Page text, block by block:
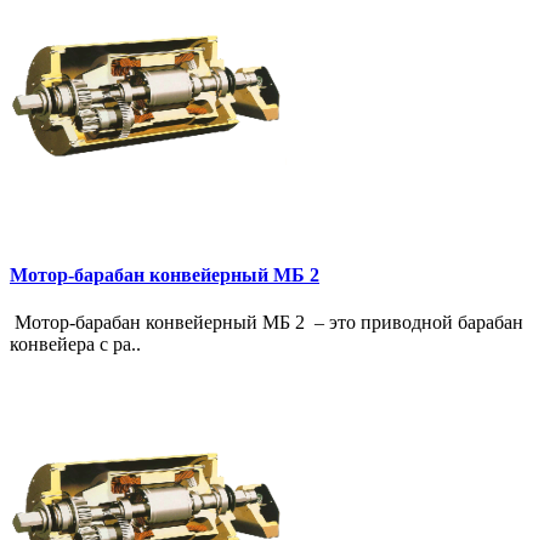
Мотор-барабан конвейерный МБ 2
Мотор-барабан конвейерный МБ 2 – это приводной барабан
конвейера с ра..